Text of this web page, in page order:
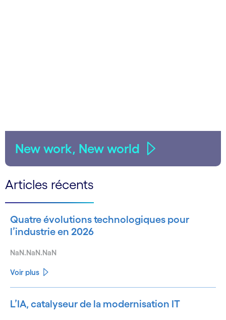
New work, New world
Articles récents
Quatre évolutions technologiques pour
l’industrie en 2026
NaN.NaN.NaN
Voir plus
L’IA, catalyseur de la modernisation IT